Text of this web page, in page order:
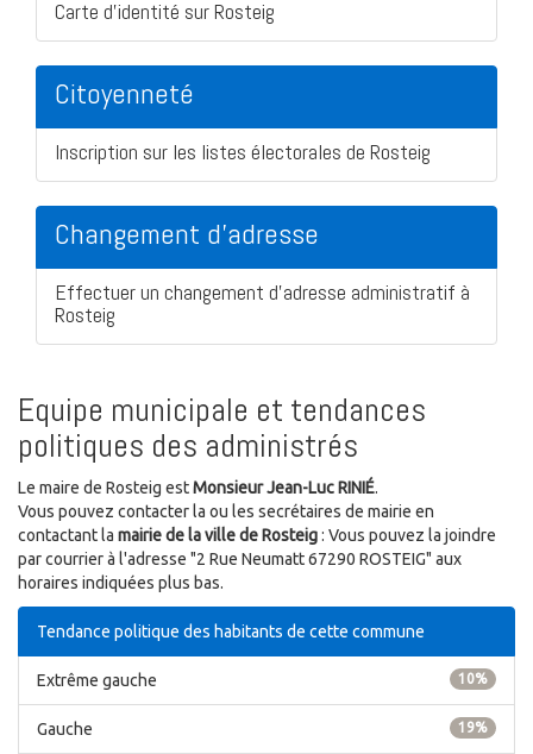
Carte d'identité sur Rosteig
Citoyenneté
Inscription sur les listes électorales de Rosteig
Changement d'adresse
Effectuer un changement d'adresse administratif à
Rosteig
Equipe municipale et tendances
politiques des administrés
Le maire de Rosteig estMonsieur Jean-Luc RINIÉ.
Vous pouvez contacter la ou les secrétaires de mairie en
contactant la mairie de la ville de Rosteig: Vous pouvez la joindre
par courrier à l'adresse "2 Rue Neumatt 67290 ROSTEIG" aux
horaires indiquées plus bas.
Tendance politique des habitants de cette commune
10%
Extrême gauche
19%
Gauche